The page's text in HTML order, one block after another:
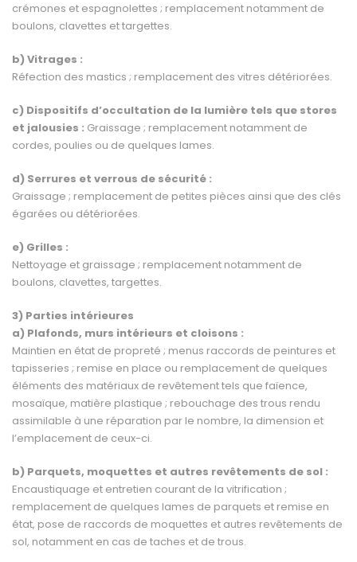
crémones et espagnolettes ; remplacement notamment de
boulons, clavettes et targettes.
b) Vitrages :
Réfection des mastics ; remplacement des vitres détériorées.
c) Dispositifs d’occultation de la lumière tels que stores
et jalousies : Graissage ; remplacement notamment de
cordes, poulies ou de quelques lames.
d) Serrures et verrous de sécurité :
Graissage ; remplacement de petites pièces ainsi que des clés
égarées ou détériorées.
e) Grilles :
Nettoyage et graissage ; remplacement notamment de
boulons, clavettes, targettes.
3) Parties intérieures
a) Plafonds, murs intérieurs et cloisons :
Maintien en état de propreté ; menus raccords de peintures et
tapisseries ; remise en place ou remplacement de quelques
éléments des matériaux de revêtement tels que faïence,
mosaïque, matière plastique ; rebouchage des trous rendu
assimilable à une réparation par le nombre, la dimension et
l’emplacement de ceux-ci.
b) Parquets, moquettes et autres revêtements de sol :
Encaustiquage et entretien courant de la vitrification ;
remplacement de quelques lames de par­quets et remise en
état, pose de raccords de moquettes et autres revêtements de
sol, notamment en cas de taches et de trous.